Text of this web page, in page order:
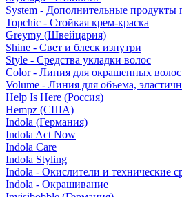
System - Дополнительные
Topchic - Стойкая крем-краска
Greymy (Швейцария)
Shine - Свет и блеск изнутри
Style - Средства укладки волос
Color - Линия для окрашенных волос
Volume - Линия для объема,
Help Is Here (Россия)
Hempz (США)
Indola (Германия)
Indola Act Now
Indola Care
Indola Styling
Indola - Окислители и технические
Indola - Окрашивание